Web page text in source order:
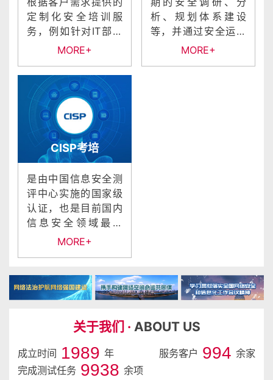
定制化安全培训服
务，例如针对IT部门
人员开展技能培训、
MORE+
析、规划体系建设
等，并通过安全运营
服务跟随确保交付成
MORE+
CISP考培
是由中国信息安全测
评中心实施的国家级
认证，也是目前国内
信息安全领域最权
威、最受政府和企事
MORE+
关于我们 · ABOUT US
成立时间 1996 年 服务客户 997 余家
完成测试任务 9975 余项